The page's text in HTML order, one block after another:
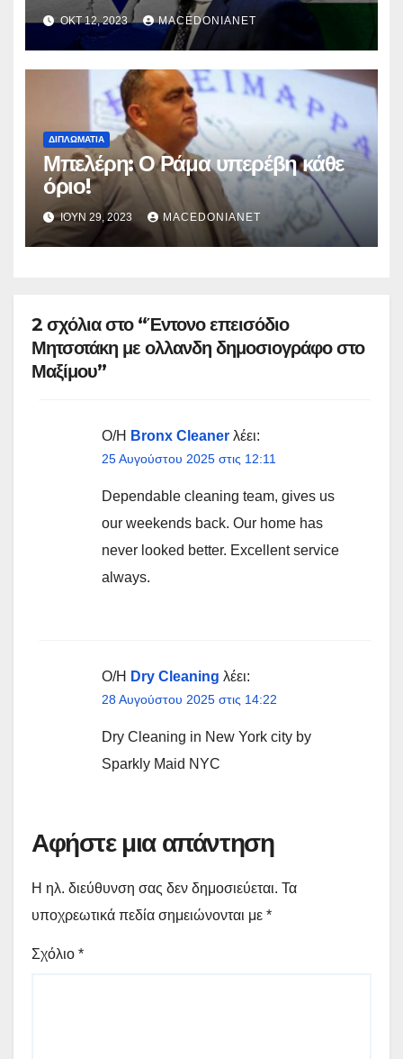
Παλαιστίνιους τραυματίες
ΟΚΤ 12, 2023 MACEDONIANET
ΔΙΠΛΩΜΑΤΊΑ
Μπελέρη: Ο Ράμα υπερέβη κάθε
όριο!
ΙΟΎΝ 29, 2023 MACEDONIANET
2 σχόλια στο “Έντονο επεισόδιο
Μητσοτάκη με ολλανδη δημοσιογράφο στο
Μαξίμου”
Ο/Η Bronx Cleaner λέει:
25 Αυγούστου 2025 στις 12:11
Dependable cleaning team, gives us
our weekends back. Our home has
never looked better. Excellent service
always.
Ο/Η Dry Cleaning λέει:
28 Αυγούστου 2025 στις 14:22
Dry Cleaning in New York city by
Sparkly Maid NYC
Αφήστε μια απάντηση
Η ηλ. διεύθυνση σας δεν δημοσιεύεται. Τα
υποχρεωτικά πεδία σημειώνονται με *
Σχόλιο *